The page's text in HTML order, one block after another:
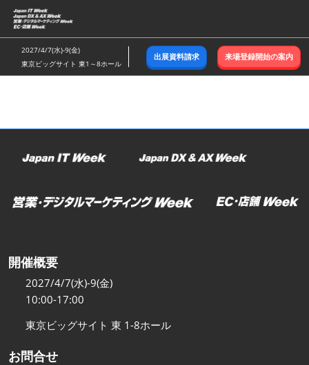
ス
キ
ッ
し
む
2027/4/7(水)-9(金)
東京ビッグサイト 東1～8ホール
出展資料請求 来場登録開始の案内
開催概要
2027/4/7(水)-9(金)
10:00-17:00
東京ビッグサイト 東 1-8ホール
お問合せ